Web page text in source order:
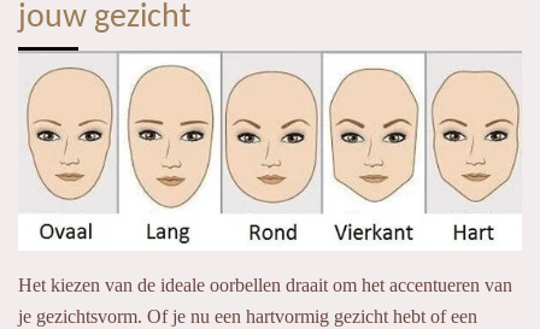
jouw gezicht
Het kiezen van de ideale oorbellen draait om het accentueren van
je gezichtsvorm. Of je nu een hartvormig gezicht hebt of een